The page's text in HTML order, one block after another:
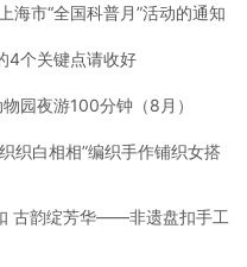
海市“全国科普月”活动的通知
4个关键点请收好
园夜游100分钟（8月）
织白相相”编织手作铺织女搭
古韵绽芳华——非遗盘扣手工